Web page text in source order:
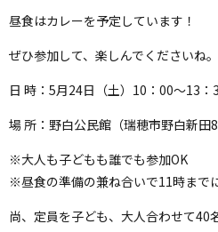
昼食はカレーを予定しています！
ぜひ参加して、楽しんでくださいね。
日 時：5月24日（土）10：00～13：
場 所：野白公民館（瑞穂市野白新田
※大人も子どもも誰でも参加OK
※昼食の準備の兼ね合いで11時まで
尚、定員を子ども、大人合わせて40